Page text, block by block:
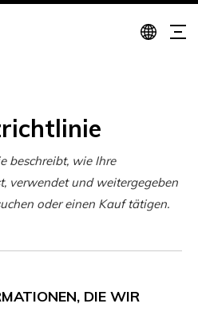
beschreibt, wie Ihre
verwendet und weitergegeben
oder einen Kauf tätigen.
DIE WIR